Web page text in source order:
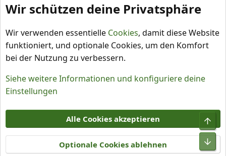
Capsicum pubescens
Nutzungsbedingungen
Datenschutz
Hilfe und Impressum
R
S
S
®
Wir schützen deine Privatsphäre
Wir verwenden essentielle Cookies, damit diese Website
funktioniert, und optionale Cookies, um den Komfort
bei der Nutzung zu verbessern.
Siehe weitere Informationen und konfiguriere deine
Einstellungen
Alle Cookies akzeptieren
Optionale Cookies ablehnen